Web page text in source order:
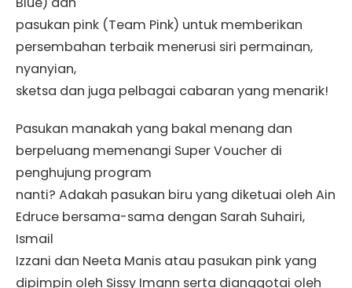
pasukan pink (Team Pink) untuk memberikan
persembahan terbaik menerusi siri permainan,
nyanyian,
sketsa dan juga pelbagai cabaran yang menarik!
Pasukan manakah yang bakal menang dan
berpeluang memenangi Super Voucher di
penghujung program
nanti? Adakah pasukan biru yang diketuai oleh Ain
Edruce bersama-sama dengan Sarah Suhairi,
Ismail
Izzani dan Neeta Manis atau pasukan pink yang
dipimpin oleh Sissy Imann serta dianggotai oleh